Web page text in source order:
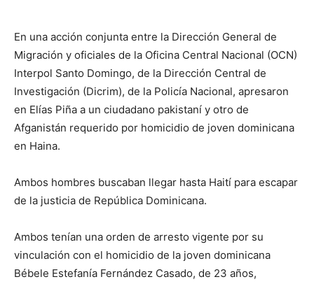
En una acción conjunta entre la Dirección General de
Migración y oficiales de la Oficina Central Nacional (OCN)
Interpol Santo Domingo, de la Dirección Central de
Investigación (Dicrim), de la Policía Nacional, apresaron
en Elías Piña a un ciudadano pakistaní y otro de
Afganistán requerido por homicidio de joven dominicana
en Haina.
Ambos hombres buscaban llegar hasta Haití para escapar
de la justicia de República Dominicana.
Ambos tenían una orden de arresto vigente por su
vinculación con el homicidio de la joven dominicana
Bébele Estefanía Fernández Casado, de 23 años,